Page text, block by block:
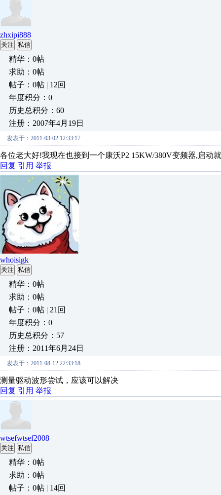
zhxipi888
关注 私信
精华：0帖
求助：0帖
帖子：0帖 | 12回
年度积分：0
历史总积分：60
注册：2007年4月19日
发表于：2011-03-02 12:33:17
各位老大好!我现在也接到一个康沃P2 15KW/380V变频器,启动
回复 引用 举报
whoisigk
关注 私信
精华：0帖
求助：0帖
帖子：0帖 | 21回
年度积分：0
历史总积分：57
注册：2011年6月24日
发表于：2011-08-12 22:33:18
测量驱动波形尝试，应该可以解决
回复 引用 举报
wtsefwtsef2008
关注 私信
精华：0帖
求助：0帖
帖子：0帖 | 14回